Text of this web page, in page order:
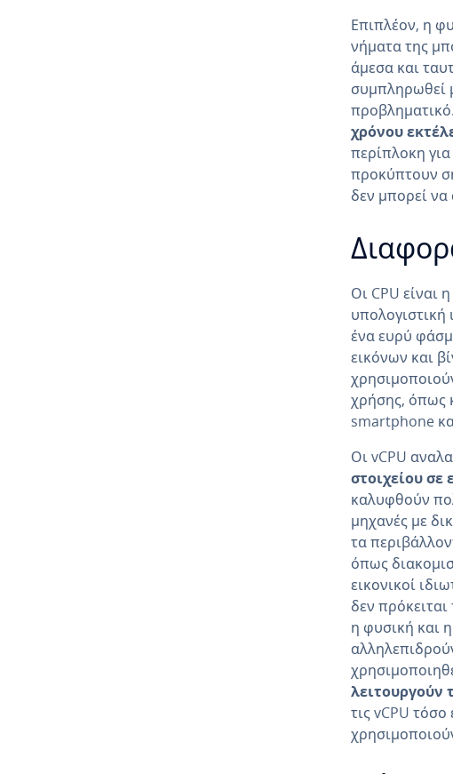
Επιπλέον, η
νήματα της
άμεσα και
συμπληρωθεί
χρόνου
περίπλοκη
προκύπτουν
δεν μπορεί να
Οι CPU είναι η
υπολογιστική
ένα ευρύ
εικόνων και
χρήσης, όπως
smartphone
Οι vCPU
στοιχείου σε
καλυφθούν
μηχανές με
τα
όπως
εικονικοί
δεν
η φυσική και
λειτουργούν
τις vCPU